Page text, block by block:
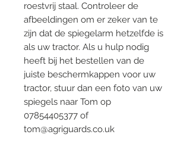
roestvrij staal. Controleer de
afbeeldingen om er zeker van te
zijn dat de spiegelarm hetzelfde is
als uw tractor. Als u hulp nodig
heeft bij het bestellen van de
juiste beschermkappen voor uw
tractor, stuur dan een foto van uw
spiegels naar Tom op
07854405377 of
tom@agriguards.co.uk